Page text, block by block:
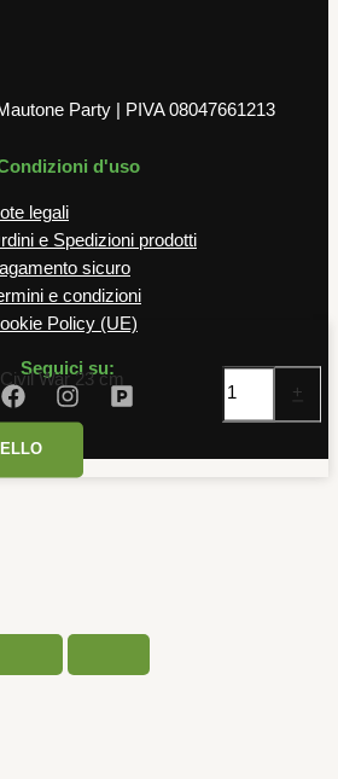
Party | PIVA 08047661213
d'uso
legali
e Spedizioni prodotti
sicuro
e condizioni
Policy (UE)
Seguici su:
War 23 cm
+